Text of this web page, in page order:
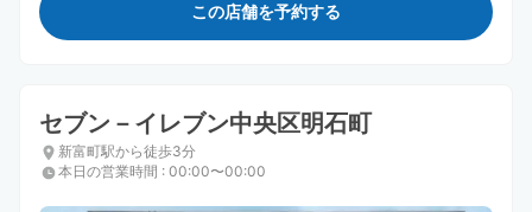
この店舗を予約する
セブン－イレブン中央区明石町
新富町駅から徒歩3分
本日の営業時間 : 00:00〜00:00